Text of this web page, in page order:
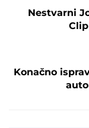
Nestvarni
Konačno